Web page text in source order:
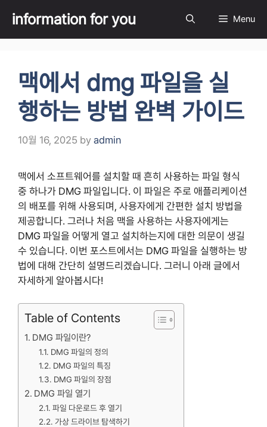
content
information for you Menu
맥에서 dmg 파일을 실
행하는 방법 완벽 가이드
10월 16, 2025 by admin
맥에서 소프트웨어를 설치할 때 흔히 사용하는 파일 형식
중 하나가 DMG 파일입니다. 이 파일은 주로 애플리케이션
의 배포를 위해 사용되며, 사용자에게 간편한 설치 방법을
제공합니다. 그러나 처음 맥을 사용하는 사용자에게는
DMG 파일을 어떻게 열고 설치하는지에 대한 의문이 생길
수 있습니다. 이번 포스트에서는 DMG 파일을 실행하는 방
법에 대해 간단히 설명드리겠습니다. 그러니 아래 글에서
자세하게 알아봅시다!
Table of Contents
DMG 파일이란?
DMG 파일의 정의
DMG 파일의 특징
DMG 파일의 장점
DMG 파일 열기
파일 다운로드 후 열기
가상 드라이브 탐색하기